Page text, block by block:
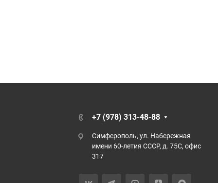
+7 (978) 313-48-88
Симферополь, ул. Набережная
имени 60-летия СССР, д. 75С, офис
317